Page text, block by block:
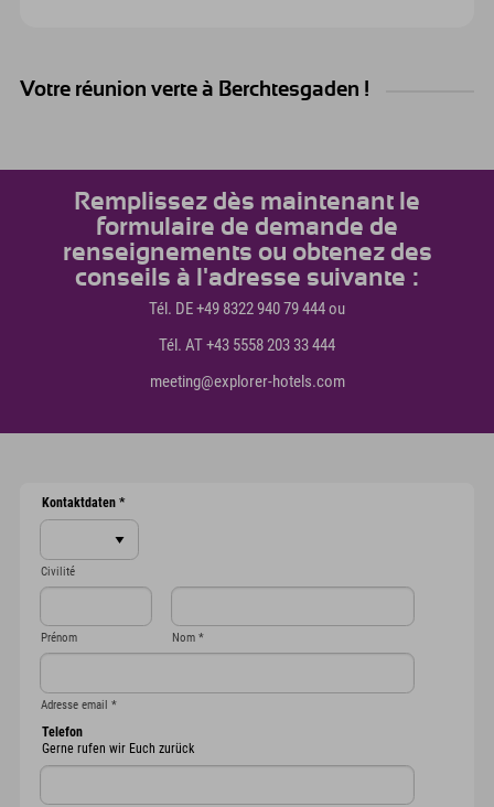
Votre réunion verte à Berchtesgaden !
Remplissez dès maintenant le
formulaire de demande de
renseignements ou obtenez des
conseils à l'adresse suivante :
Tél. DE +49 8322 940 79 444 ou
Tél. AT +43 5558 203 33 444
meeting@explorer-hotels.com
Kontaktdaten *
Civilité
Prénom Nom *
Adresse email *
Telefon
Gerne rufen wir Euch zurück